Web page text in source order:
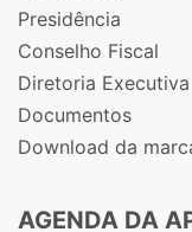
Presidência
Conselho Fiscal
Diretoria Executiva
Documentos
Download da
AGENDA DA